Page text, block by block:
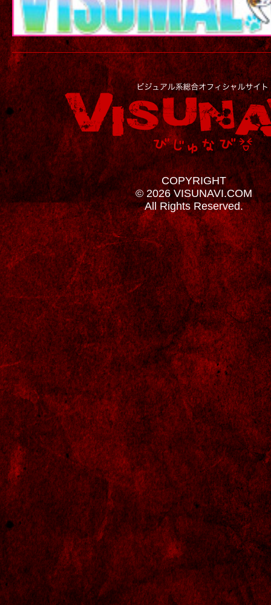
COPYRIGHT
© 2026 VISUNAVI.COM
All Rights Reserved.